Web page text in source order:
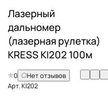
Лазерный
дальномер
(лазерная рулетка)
KRESS KI202 100м
0
Нет отзывов
Арт.KI202